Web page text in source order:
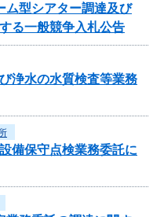
ム型シアター調達及び
る一般競争入札公告
浄水の水質検査等業務
備保守点検業務委託に